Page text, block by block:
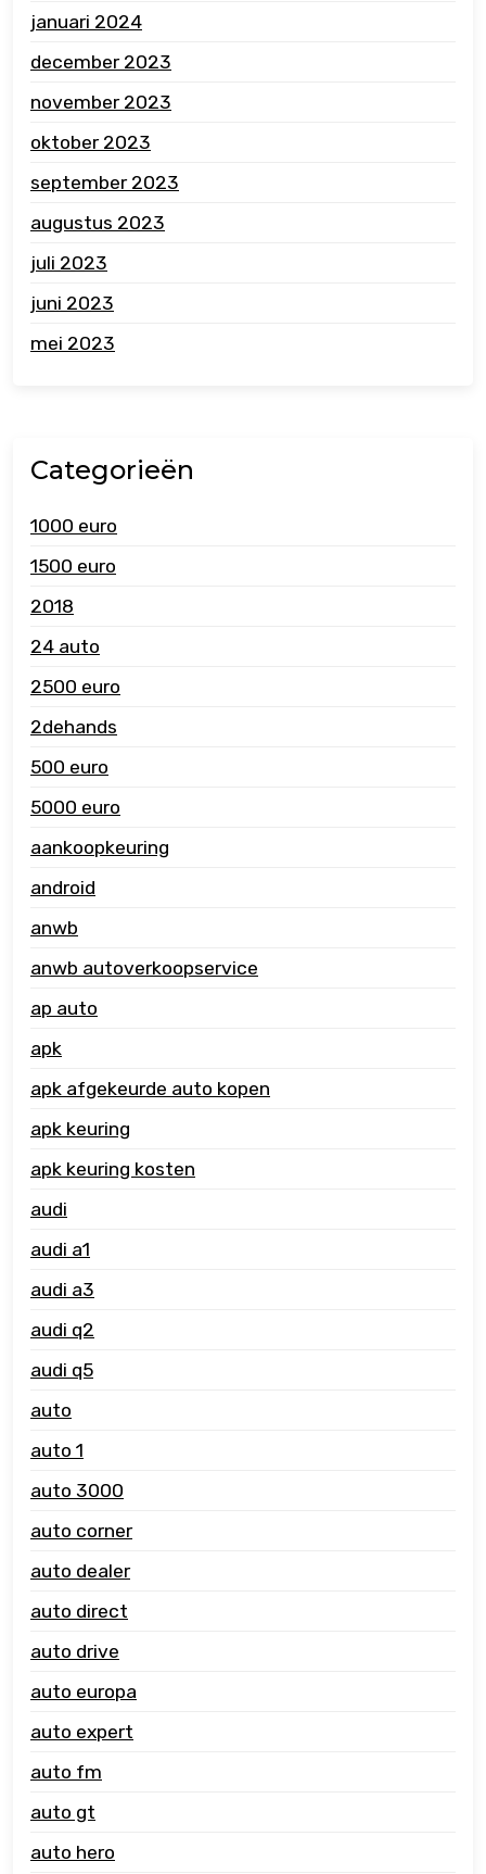
januari 2024
december 2023
november 2023
oktober 2023
september 2023
augustus 2023
juli 2023
juni 2023
mei 2023
Categorieën
1000 euro
1500 euro
2018
24 auto
2500 euro
2dehands
500 euro
5000 euro
aankoopkeuring
android
anwb
anwb autoverkoopservice
ap auto
apk
apk afgekeurde auto kopen
apk keuring
apk keuring kosten
audi
audi a1
audi a3
audi q2
audi q5
auto
auto 1
auto 3000
auto corner
auto dealer
auto direct
auto drive
auto europa
auto expert
auto fm
auto gt
auto hero